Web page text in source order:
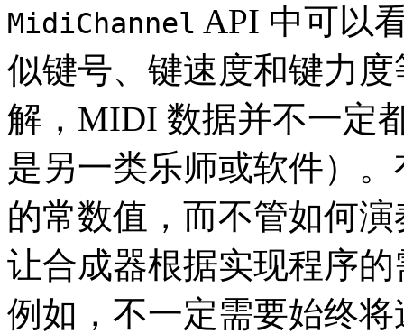
MidiChannel API 中可以
似键号、键速度和键力
解，MIDI 数据并不一定
是另一类乐师或软件）
的常数值，而不管如何
让合成器根据实现程序
例如，不一定需要始终